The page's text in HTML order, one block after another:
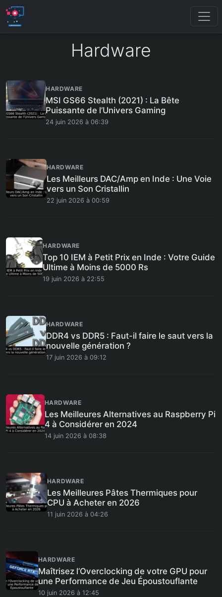
Hardware
HARDWARE
MSI GS66 Stealth (2021) : La Bête
Puissante de l’Univers Gaming
24 juin 2026 à 06:39
HARDWARE
Les Meilleurs DAC/Amp en Inde : Une Voie
vers un Son Cristallin
22 juin 2026 à 00:59
HARDWARE
Top 10 IEM à Petit Prix en Inde : Votre Guide
Ultime à Moins de 5000 Rs
19 juin 2026 à 22:55
HARDWARE
DDR4 vs DDR5 : Faut-il faire le saut vers la
nouvelle génération ?
17 juin 2026 à 09:12
HARDWARE
Les Meilleures Alternatives au Raspberry Pi
4 à Considérer en 2024
14 juin 2026 à 08:38
HARDWARE
Les Meilleures Pâtes Thermiques pour
CPU à Acheter en 2026
11 juin 2026 à 04:26
HARDWARE
Maîtrisez l’Overclocking de votre GPU pour
une Performance de Jeu Époustouflante
10 juin 2026 à 12:45